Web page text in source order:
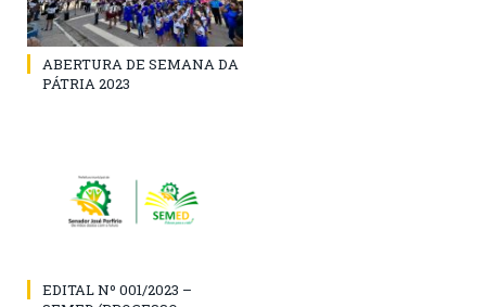
ABERTURA DE SEMANA DA
PÁTRIA 2023
EDITAL Nº 001/2023 –